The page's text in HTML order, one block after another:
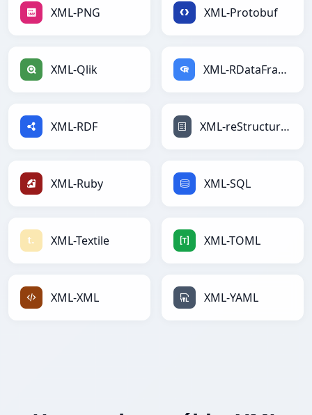
XML-PNG XML-Protobuf
XML-Qlik XML-RDataFrame
XML-RDF XML-reStructuredText
XML-Ruby XML-SQL
XML-Textile XML-TOML
XML-XML XML-YAML